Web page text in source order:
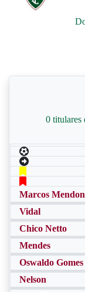
0 titulares
Marcos
Vidal
Chico Netto
Mendes
Oswaldo Gomes
Nelson